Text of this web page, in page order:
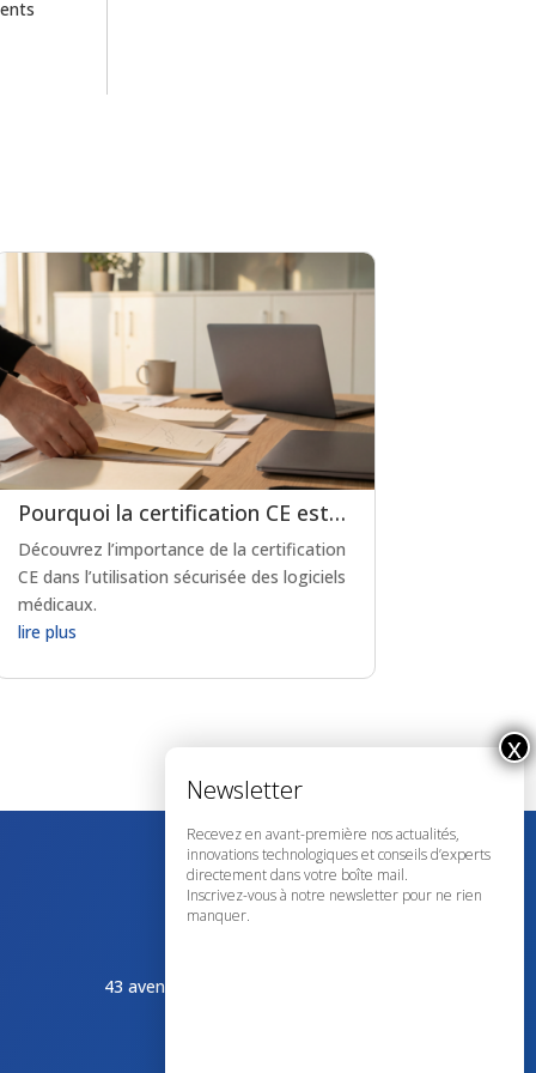
Pourquoi la certification CE est-elle indispensable pour les logiciels de prescription médicamenteuse ?
Découvrez l’importance de la certification
CE dans l’utilisation sécurisée des logiciels
médicaux.
lire plus
43 avenue d’Italie – 80090 AMIENS
Recevez en avant-première nos actualités,
innovations technologiques et conseils d’experts
directement dans votre boîte mail.
Inscrivez-vous à notre newsletter pour ne rien
manquer.